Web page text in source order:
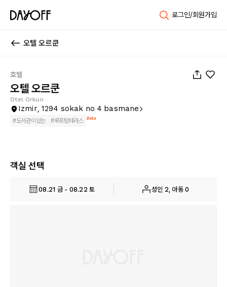
로그인/회원가입
오텔 오르쿤
호텔
오텔 오르쿤
Otel Orkun
Izmir, 1294 sokak no 4 basmane
#도서관이있는 #루프탑테라스 Beta
객실 선택
08.21 금 - 08.22 토 성인 2, 아동 0